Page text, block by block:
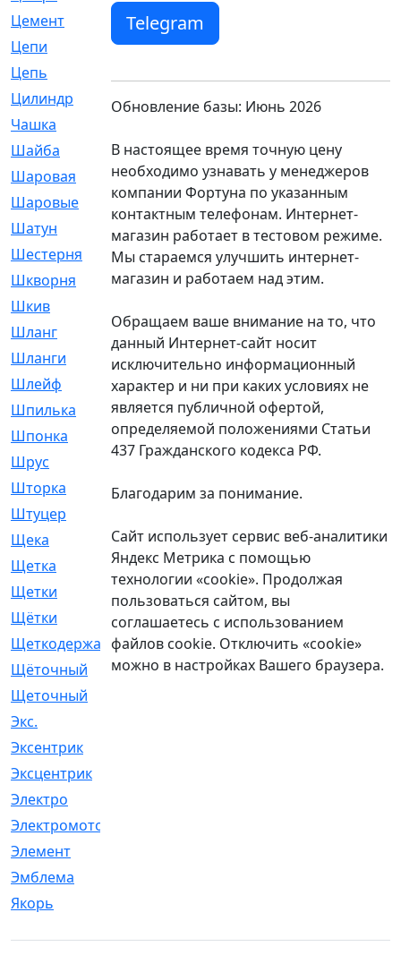
Цемент
[1]
Цепи
[314]
Цепь
Цилиндр
[55]
Чашка
Шайба
[37]
Шаровая
[900]
Шаровые
[1]
Шатун
[226]
Шестерня
[33]
Шкворня
[118]
Шкив
Шланг
[476]
Шланги
[36]
Шлейф
[70]
Шпилька
[215]
Шпонка
[19]
Шрус
[1107]
Шторка
[6]
Штуцер
Щека
[18]
Щетка
[31]
Щетки
Щётки
[124]
Щеткодержатель
[14]
Щёточный
[7]
Щеточный
Экс.
Эксентрик
Эксцентрик
Электро
Электромотор
Элемент
Эмблема
Якорь
Telegram
Обновление базы: Июнь 2026
В настоящее время точную цену
необходимо узнавать у менеджеров
компании Фортуна по указанным
контактным телефонам. Интернет-
магазин работает в тестовом режиме.
Мы стараемся улучшить интернет-
магазин и работаем над этим.
Обращаем ваше внимание на то, что
данный Интернет-сайт носит
исключительно информационный
характер и ни при каких условиях не
является публичной офертой,
определяемой положениями Статьи
437 Гражданского кодекса РФ.
Благодарим за понимание.
Сайт использует сервис веб-аналитики
Яндекс Метрика с помощью
технологии «cookie». Продолжая
пользоваться сайтом, вы
соглашаетесь с использованием
файлов cookie. Отключить «cookie»
можно в настройках Вашего браузера.